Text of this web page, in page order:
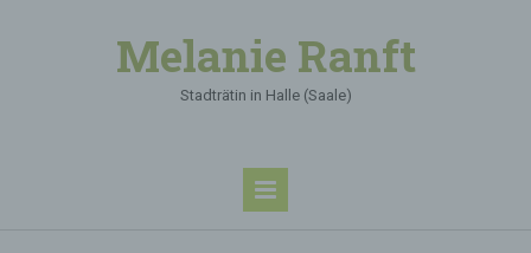
Melanie Ranft
Stadträtin in Halle (Saale)